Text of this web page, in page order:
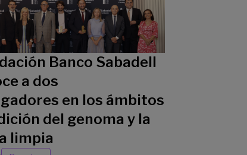
Banco Sabadell
a dos
en los ámbitos
del genoma y la
limpia